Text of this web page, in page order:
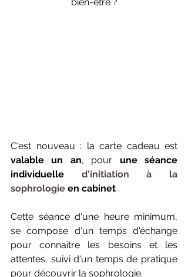
valable un an, pour une séance
individuelle d'initiation à la
sophrologie en cabinet .
Cette séance d'une heure minimum,
se compose d'un temps d'échange
pour connaître les besoins et les
attentes, suivi d'un temps de pratique
pour découvrir la sophrologie.